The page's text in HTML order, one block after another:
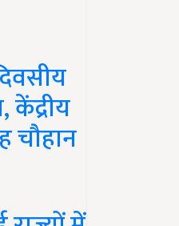
केंद्रीय
चौहान